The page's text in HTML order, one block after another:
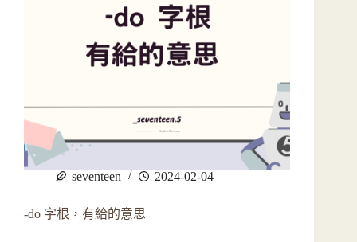
seventeen 2024-02-04
-do 字根，有給的意思